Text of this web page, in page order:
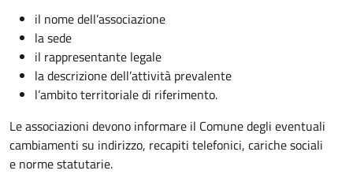
il nome dell’associazione
la sede
il rappresentante legale
la descrizione dell’attività prevalente
l’ambito territoriale di riferimento.
Le associazioni devono informare il Comune degli eventuali
cambiamenti su indirizzo, recapiti telefonici, cariche sociali
e norme statutarie.